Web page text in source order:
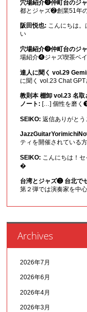
穴場紹介❾仲町台のジ
都とジャズ❷創業51年
阪田悦也: こんにちは
い
穴場紹介❾仲町台のジ
場紹介❹ジャズ喫茶ベ
達人に聞く vol.29
に聞く vol.23 Chat
教則本 棚卸 vol.23 名
ノート: […] 個性を磨く
SEIKO: 返信ありがと
ティを開催されている
SEIKO: こんにちは！
�
台湾とジャズ❸ 台北で
第２弾では演奏家を中
Archives
2026年7月
2026年6月
2026年4月
2026年3月